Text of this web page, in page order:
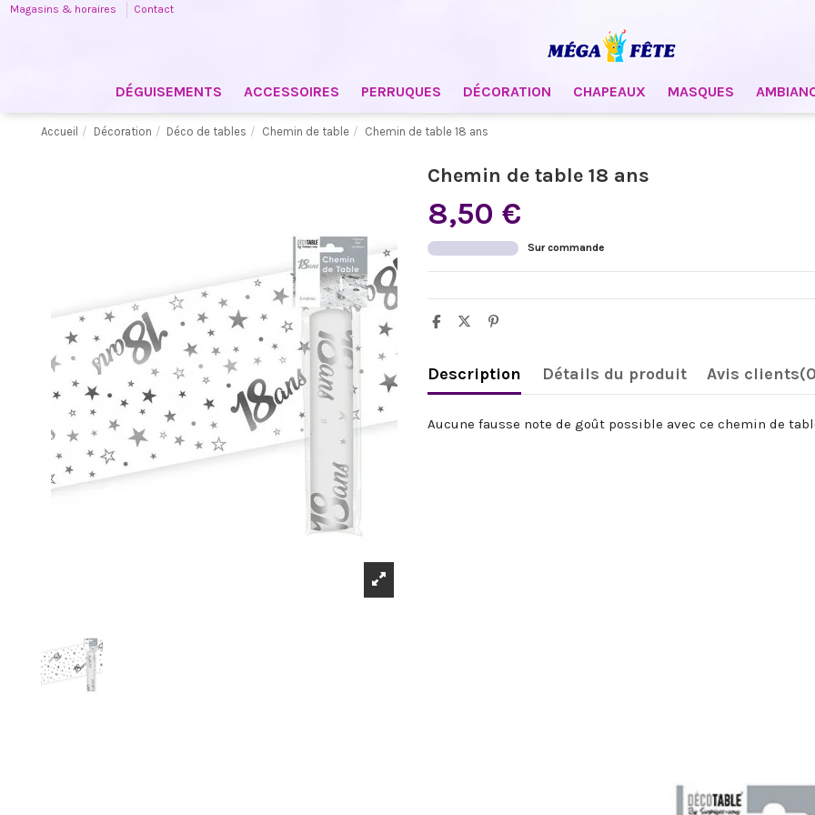
Magasins & horaires Contact
DÉGUISEMENTS ACCESSOIRES PERRUQUES DÉCORATION CHAPEAUX MASQUES
Accueil Décoration Déco de tables Chemin de table Chemin de table 18 ans
Chemin de table 18 ans
8,50 €
Sur commande
Description Détails du produit Avis clients
Aucune fausse note de goût possible avec ce chemin de